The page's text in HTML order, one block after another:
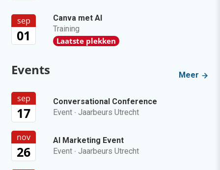
sep
01
Canva met AI
Training
Laatste plekken
Events Meer
sep
17
Conversational Conference
Event · Jaarbeurs Utrecht
nov
26
AI Marketing Event
Event · Jaarbeurs Utrecht